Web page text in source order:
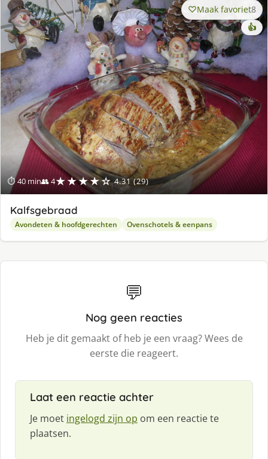
⏱ 40 min👥 4★★★★☆ 4.31 (29)
Maak favoriet8
👍
Kalfsgebraad
Avondeten & hoofdgerechten Ovenschotels & eenpans
💬
Nog geen reacties
Heb je dit gemaakt of heb je een vraag? Wees de
eerste die reageert.
Laat een reactie achter
Je moet ingelogd zijn op om een reactie te
plaatsen.